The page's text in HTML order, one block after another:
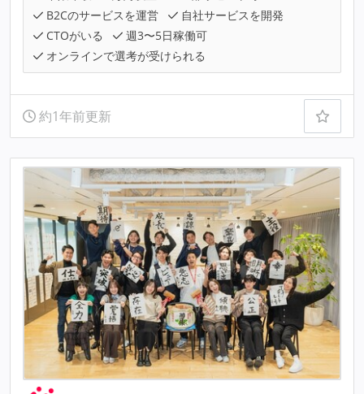
B2Cのサービスを運営
自社サービスを開発
CTOがいる
週3〜5日稼働可
オンラインで選考が受けられる
約1年前更新